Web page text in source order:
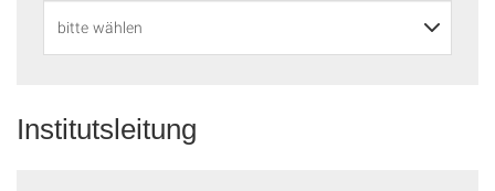
Institutsleitung